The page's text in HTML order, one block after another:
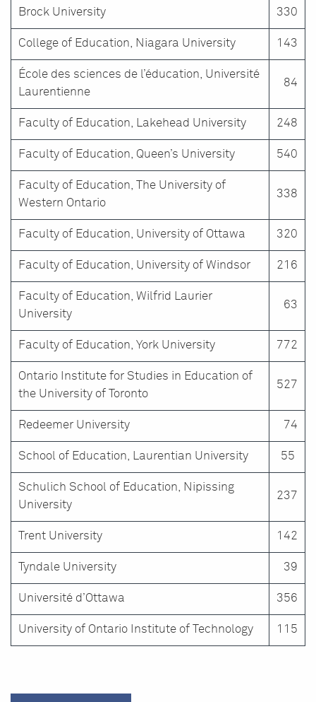
Brock University 330
College of Education, Niagara University 143
École des sciences de l’éducation, Université
Laurentienne
84
Faculty of Education, Lakehead University 248
Faculty of Education, Queen’s University 540
Faculty of Education, The University of
Western Ontario
338
Faculty of Education, University of Ottawa 320
Faculty of Education, University of Windsor 216
Faculty of Education, Wilfrid Laurier
University
63
Faculty of Education, York University 772
Ontario Institute for Studies in Education of
the University of Toronto
527
Redeemer University 74
School of Education, Laurentian University 55
Schulich School of Education, Nipissing
University
237
Trent University 142
Tyndale University 39
Université d’Ottawa 356
University of Ontario Institute of Technology 115